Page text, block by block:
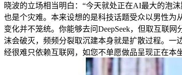
晓波的立场相当明白：“今天就处正在AI最大的泡
也是个灾难。本来设想的是科技话题受众以男性为
变化并不笼统。你能够去问DeepSeek，但取互联
沫会破灭，频频分裂取沉建本身就是扩散过程。一
经很难只依赖互联网，如您不单愿做品呈现正在